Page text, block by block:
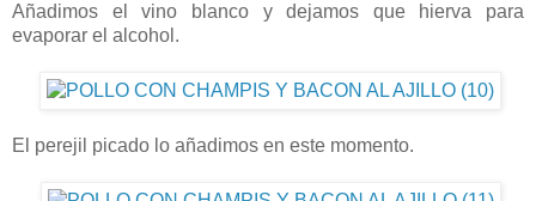
Añadimos el vino blanco y dejamos que hierva para
evaporar el alcohol.
El perejil picado lo añadimos en este momento.